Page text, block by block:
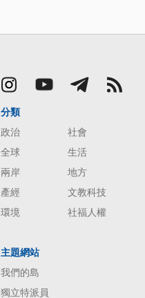
分類
政治
社會
全球
生活
兩岸
地方
產經
文教科技
環境
社福人權
主題網站
我們的島
獨立特派員